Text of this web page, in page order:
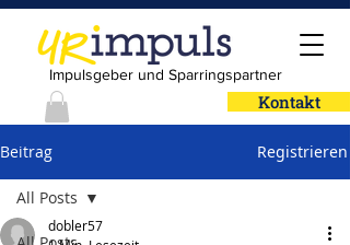
Impulsgeber und Sparringspartner
Kontakt
Beitrag Registrieren
All Posts
dobler57